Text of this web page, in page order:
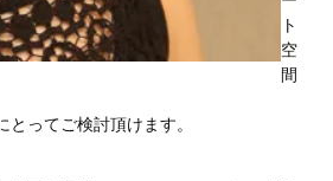
ト
空
間
ってご検討頂けます。